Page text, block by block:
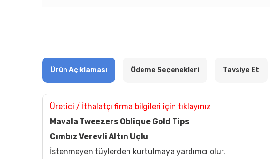
Ürün Açıklaması Ödeme Seçenekleri Tavsiye Et
Üretici / İthalatçı firma bilgileri için tıklayınız
Mavala Tweezers Oblique Gold Tips
Cımbız Verevli Altın Uçlu
İstenmeyen tüylerden kurtulmaya yardımcı olur.